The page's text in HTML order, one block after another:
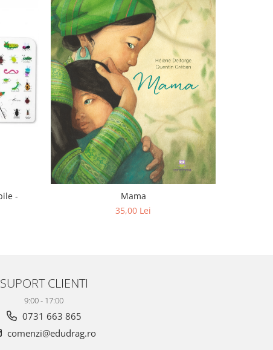
-
Mama
35,00 Lei
SUPORT CLIENTI
9:00 - 17:00
0731 663 865
comenzi@edudrag.ro